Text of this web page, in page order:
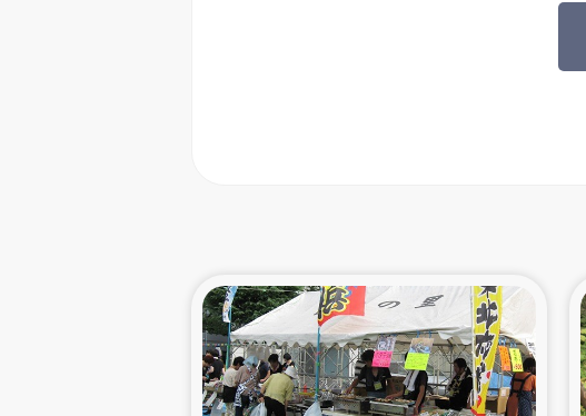
緊急救援の時代
東ティモール豪雨緊
スリランカ 緊急人道
スリランカの南北女性をつなぐサリー